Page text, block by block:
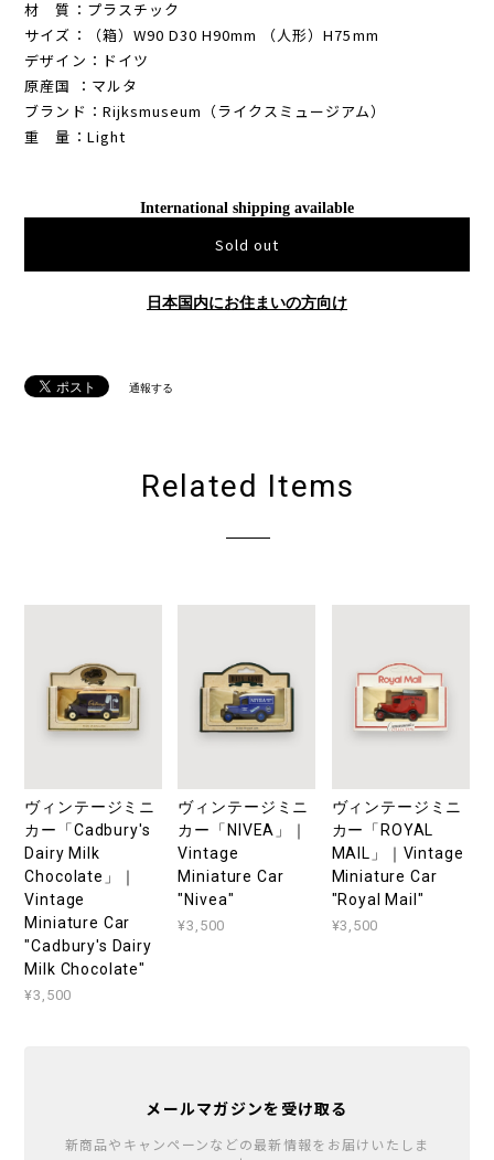
材 質：プラスチック
サイズ：（箱）W90 D30 H90mm （人形）H75mm
デザイン：ドイツ
原産国 ：マルタ
ブランド：Rijksmuseum（ライクスミュージアム）
重 量：Light
International shipping available
Sold out
日本国内にお住まいの方向け
通報する
Related Items
ヴィンテージミニ
カー「Cadbury's
Dairy Milk
Chocolate」｜
Vintage
Miniature Car
"Cadbury's Dairy
Milk Chocolate"
¥3,500
ヴィンテージミニ
カー「NIVEA」｜
Vintage
Miniature Car
"Nivea"
¥3,500
ヴィンテージミニ
カー「ROYAL
MAIL」｜Vintage
Miniature Car
"Royal Mail"
¥3,500
メールマガジンを受け取る
新商品やキャンペーンなどの最新情報をお届けいたしま